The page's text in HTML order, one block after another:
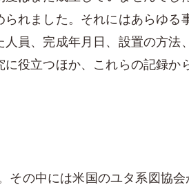
れました。それにはあらゆる
員、完成年月日、設置の方法
役立つほか、これらの記録か
その中には米国のユタ系図協会